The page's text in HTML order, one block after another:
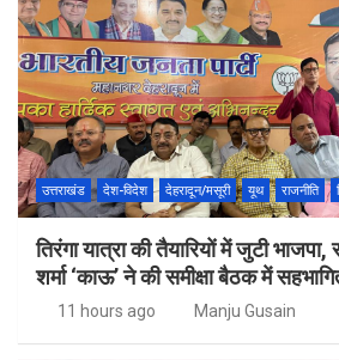
उत्तराखंड देश-विदेश देहरादून/मसूरी यूथ राजनीति
तिरंगा यात्रा की तैयारियों में जुटी
शर्मा ‘काऊ’ ने की समीक्षा बैठक में
11 hours ago Manju Gusain